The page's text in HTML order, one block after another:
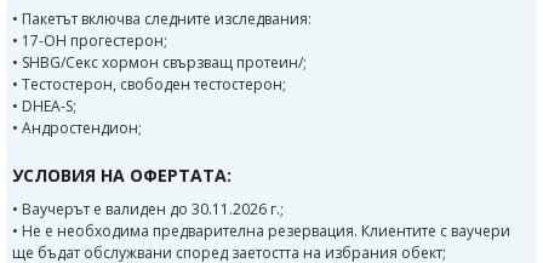
• Пакетът включва следните изследвания:
• 17-OH прогестерон;
• SHBG/Секс хормон свързващ протеин/;
• Тестостерон, свободен тестостерон;
• DHEA-S;
• Андростендион;
УСЛОВИЯ НА ОФЕРТАТА:
• Ваучерът е валиден до 30.11.2026 г.;
• Не е необходима предварителна резервация. Клиентите с ваучери
ще бъдат обслужвани според заетостта на избрания обект;